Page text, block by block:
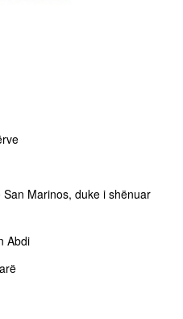
Marinos, duke i shënuar
Abdi